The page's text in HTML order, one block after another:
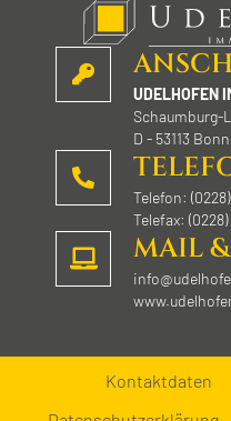
UDELHOFEN
Schaumburg-
D - 53113 Bonn
Telefon:
Telefax:
MAIL
Kontaktdaten